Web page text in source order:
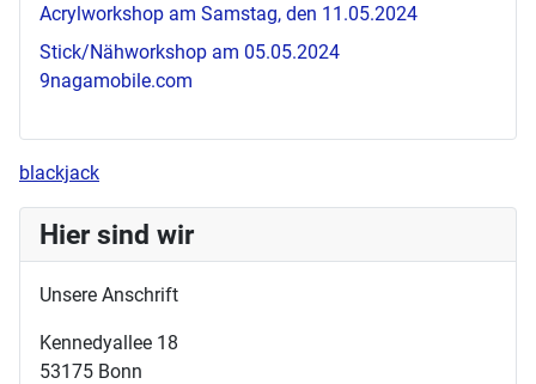
Acrylworkshop am Samstag, den 11.05.2024
Stick/Nähworkshop am 05.05.2024
9nagamobile.com
blackjack
Hier sind wir
Unsere Anschrift
Kennedyallee 18
53175 Bonn